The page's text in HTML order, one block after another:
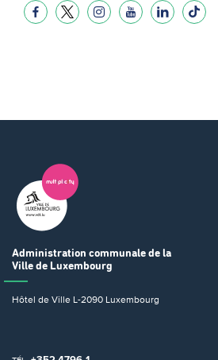
Administration communale de la
Ville de Luxembourg
Hôtel de Ville L-2090 Luxembourg